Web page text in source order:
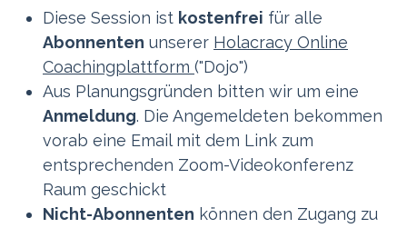
Diese Session ist kostenfrei für alle
Abonnenten unserer Holacracy Online
Coachingplattform ("Dojo")
Aus Planungsgründen bitten wir um eine
Anmeldung. Die Angemeldeten bekommen
vorab eine Email mit dem Link zum
entsprechenden Zoom-Videokonferenz
Raum geschickt
Nicht-Abonnenten können den Zugang zu